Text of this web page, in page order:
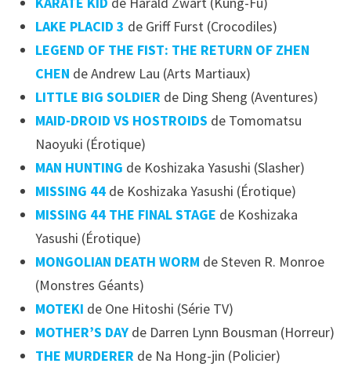
LAKE PLACID 3 de Griff Furst (Crocodiles)
LEGEND OF THE FIST: THE RETURN OF ZHEN
CHEN de Andrew Lau (Arts Martiaux)
LITTLE BIG SOLDIER de Ding Sheng (Aventures)
MAID-DROID VS HOSTROIDS de Tomomatsu
Naoyuki (Érotique)
MAN HUNTING de Koshizaka Yasushi (Slasher)
MISSING 44de Koshizaka Yasushi (Érotique)
MISSING 44 THE FINAL STAGE de Koshizaka
Yasushi (Érotique)
MONGOLIAN DEATH WORM de Steven R. Monroe
(Monstres Géants)
MOTEKI de One Hitoshi (Série TV)
MOTHER’S DAY de Darren Lynn Bousman (Horreur)
THE MURDERER de Na Hong-jin (Policier)